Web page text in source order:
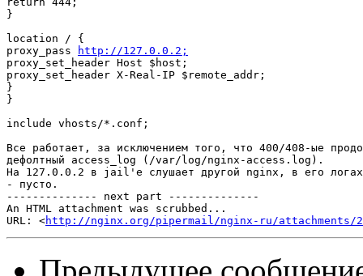
}
location / {
proxy_pass
http://127.0.0.2;
proxy_set_header Host $host;
proxy_set_header X-Real-IP $remote_addr;
}
}
include vhosts/*.conf;
Все работает, за исключением того, что 400/408-ые
дефолтный access_log (/var/log/nginx-access.log).
На 127.0.0.2 в jail'е слушает другой nginx, в его логах
- пусто.
-------------- next part --------------
An HTML attachment was scrubbed...
URL: <http://nginx.org/pipermail/nginx-ru/attachments/